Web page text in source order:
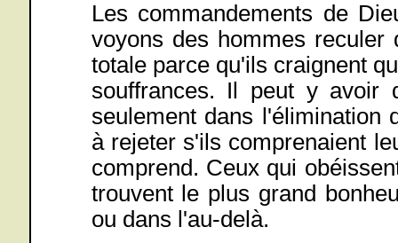
Les commandements de
voyons des hommes reculer
totale parce qu'ils craignent
souffrances. Il peut y avoir
seulement dans l'élimination
à rejeter s'ils comprenaient
comprend. Ceux qui
trouvent le plus grand
ou dans l'au-delà.